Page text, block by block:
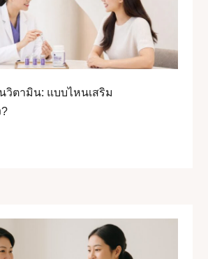
วิตามิน: แบบไหนเสริม